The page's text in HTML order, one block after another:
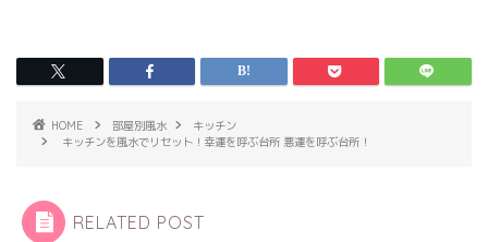
HOME 部屋別風水
キッチン
キッチンを風水でリセット！幸運を呼ぶ台所 悪運を呼ぶ台所！
RELATED POST